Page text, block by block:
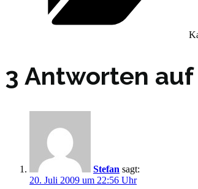
3 Antworten
Stefan sagt:
20. Juli 2009 um 22:56 Uhr